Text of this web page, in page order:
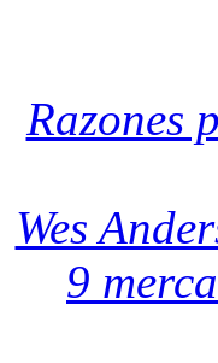
Razones
Wes
9